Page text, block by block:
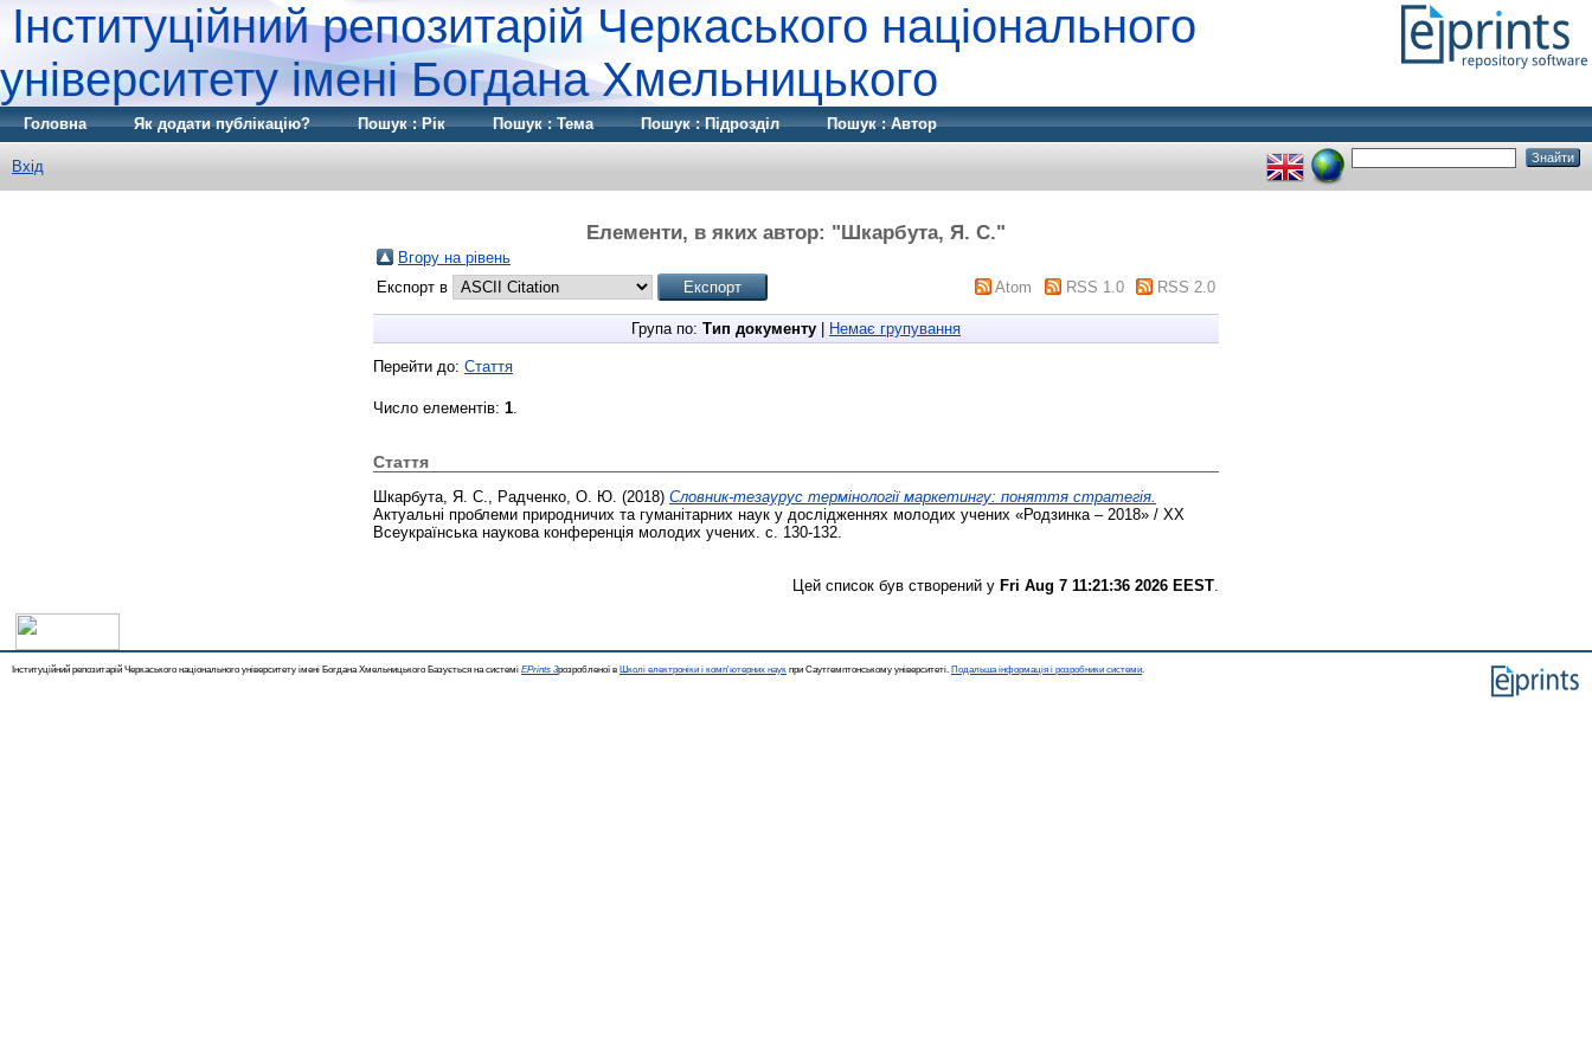
Інституційний репозитарій Черкаського національного
університету імені Богдана Хмельницького
Головна Як додати публікацію? Пошук : Рік Пошук : Тема Пошук : Підрозділ Пошук : Автор
Вхід
Елементи, в яких автор: "Шкарбута, Я. С."
Вгору на рівень
Експорт в
Atom RSS 1.0 RSS 2.0
Група по: Тип документу Немає групування
Перейти до: Стаття
Число елементів: 1
Стаття
Шкарбута, Я. С. Радченко, О. Ю. (2018) Словник-тезаурус термінології маркетингу: поняття стратегія.
Актуальні проблеми природничих та гуманітарних наук у дослідженнях молодих учених «Родзинка – 2018» / XX
Всеукраїнська наукова конференція молодих учених. с. 130-132.
Цей список був створений у Fri Aug 7 11:21:36 2026 EEST
Інституційний репозитарій Черкаського національного університету імені Богдана Хмельницького Базується на системі EPrints 3розробленої в Школі електроніки і комп'ютерних наук при Саутгемптонському університеті. Подальша інформація і розробники системи